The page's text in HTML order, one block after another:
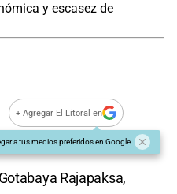
y escasez de
+ Agregar El Litoral en
a tus medios preferidos en Google
Rajapaksa,